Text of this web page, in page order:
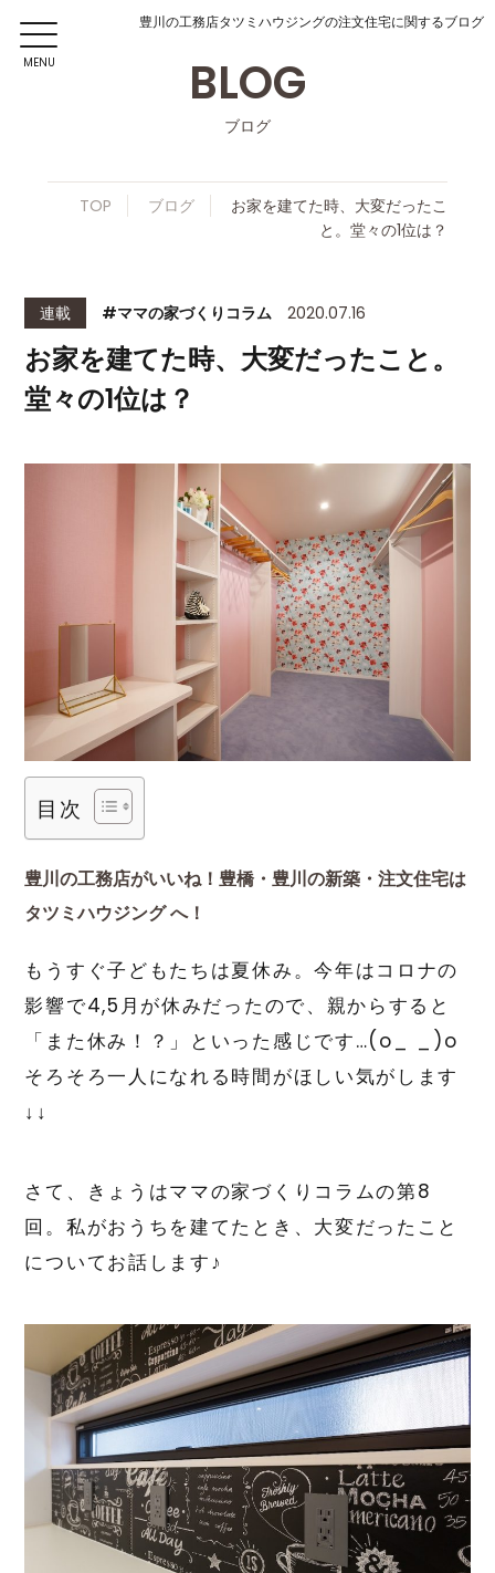
MENU
豊川の工務店タツミハウジングの注文住宅に関するブログ
BLOG
ブログ
TOP ブログ
お家を建てた時、大変だったこ
と。堂々の1位は？
お家を建てた時、大変だったこと。
堂々の1位は？
連載 #ママの家づくりコラム 2020.07.16
目次
豊川の工務店がいいね！豊橋・豊川の新築・注文住宅は
タツミハウジング へ！
もうすぐ子どもたちは夏休み。今年はコロナの
影響で4,5月が休みだったので、親からすると
「また休み！？」といった感じです…(o_ _)o
そろそろ一人になれる時間がほしい気がします
↓↓
さて、きょうはママの家づくりコラムの第8
回。私がおうちを建てたとき、大変だったこと
についてお話します♪